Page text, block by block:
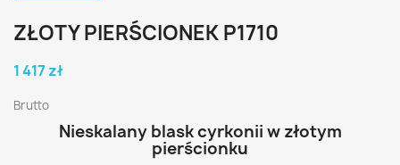
ZŁOTY PIERŚCIONEK P1710
1 417 zł
Brutto
Nieskalany blask cyrkonii w złotym
pierścionku